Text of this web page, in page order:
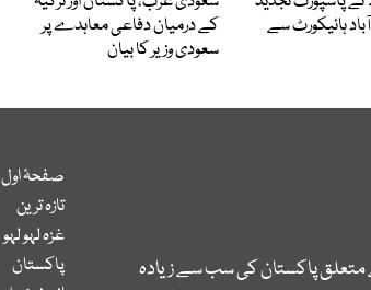
ہائیکورٹ سے
کے درمیان دفاعی معاہدے پر
سعودی وزیر کا بیان
متعلق پاکستان کی سب سے زیادہ
صفحۂ اول
تازہ ترین
غزہ لہو لہو
پاکستان